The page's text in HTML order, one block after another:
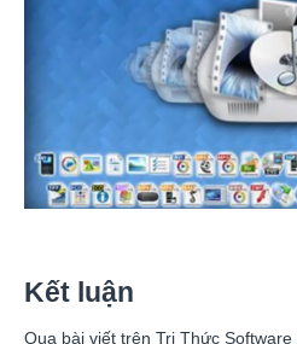
Kết luận
Qua bài viết trên Tri Thức